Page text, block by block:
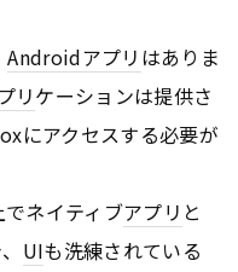
Androidアプリ はありま
リケーションは提供さ
にアクセスする必要が
でネイティブアプリ と
UIも洗練されている